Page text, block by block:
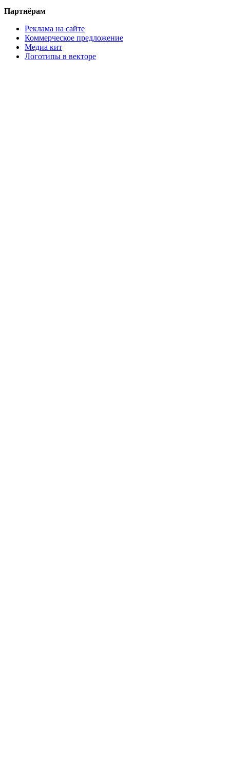
Партнёрам
Реклама на сайте
Коммерческое предложение
Медиа кит
Логотипы в векторе